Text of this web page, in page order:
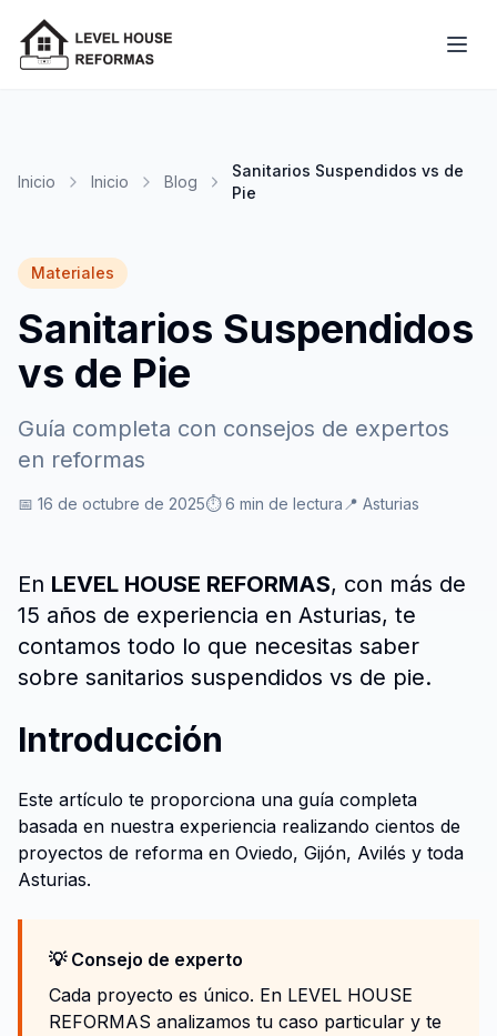
Inicio Inicio Blog
Sanitarios Suspendidos vs de
Pie
Materiales
Sanitarios Suspendidos
vs de Pie
Guía completa con consejos de expertos
en reformas
📅 16 de octubre de 2025⏱️ 6 min de lectura 📍 Asturias
En LEVEL HOUSE REFORMAS, con más de
15 años de experiencia en Asturias, te
contamos todo lo que necesitas saber
sobre sanitarios suspendidos vs de pie.
Introducción
Este artículo te proporciona una guía completa
basada en nuestra experiencia realizando cientos de
proyectos de reforma en Oviedo, Gijón, Avilés y toda
Asturias.
💡 Consejo de experto
Cada proyecto es único. En LEVEL HOUSE
REFORMAS analizamos tu caso particular y te